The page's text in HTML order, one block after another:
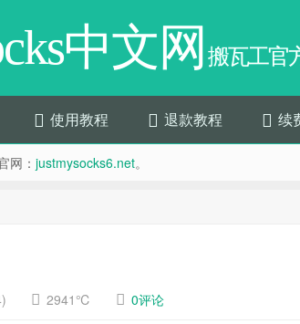
中文网 搬瓦工官
使用教程 退款教程 续
网： justmysocks6.net。
2941℃ 0评论